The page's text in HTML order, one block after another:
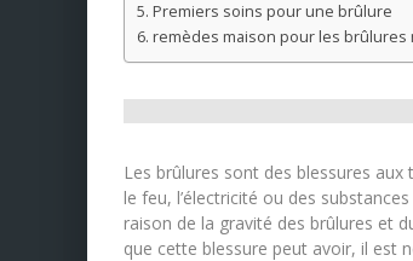
Premiers soins pour une brûlure
remèdes maison pour les brûlures
Les brûlures sont des blessures
le feu, l’électricité ou des
raison de la gravité des brûlures et
que cette blessure peut avoir, il est